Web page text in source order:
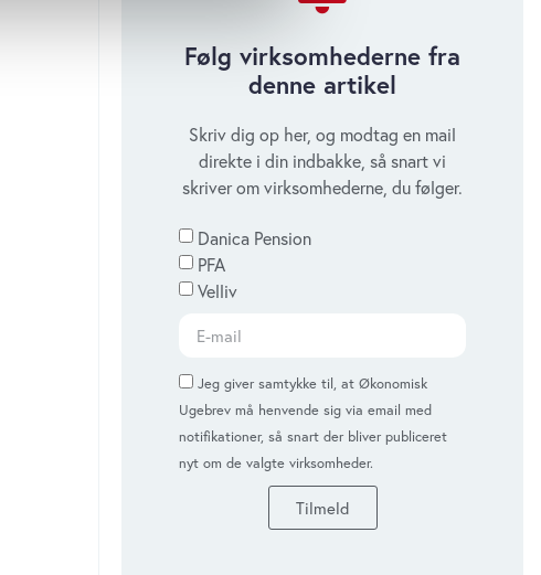
medier og til at analysere
inden for sociale medier,
andre oplysninger, du har givet
hvis du fortsætter med at
Følg virksomhederne fra
denne artikel
Skriv dig op her, og modtag en mail
direkte i din indbakke, så snart vi
skriver om virksomhederne, du følger.
Danica Pension
PFA
Velliv
Jeg giver samtykke til, at Økonomisk
Ugebrev må henvende sig via email med
notifikationer, så snart der bliver publiceret
nyt om de valgte virksomheder.
Tilmeld